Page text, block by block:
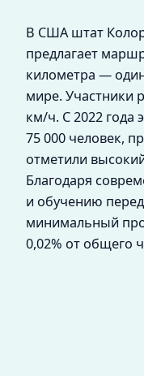
В США штат
предлагает
километра —
мире. Участники
км/ч. С 2022 года
75 000 человек,
отметили
Благодаря
и обучению
минимальный
0,02% от общего